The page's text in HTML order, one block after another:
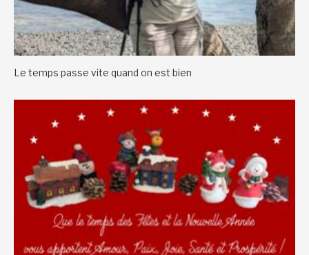
Le temps passe vite quand on est bien